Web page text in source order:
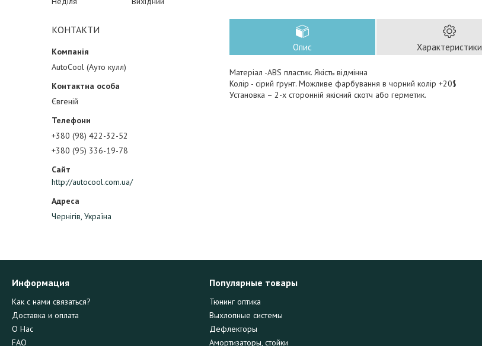
КОНТАКТИ
AutoCool (Ауто кулл)
Євгеній
+380 (98) 422-32-52
+380 (95) 336-19-78
http://autocool.com.ua/
Чернігів, Україна
Опис Характеристики
Матеріал -ABS пластик. Якість відмінна
Колір - сірий ґрунт. Можливе фарбування в чорний колір +20$
Установка – 2-х сторонній якісний скотч або герметик.
Информация
Как с нами связаться?
Доставка и оплата
О Нас
FAQ
Популярные товары
Тюнинг оптика
Выхлопные системы
Дефлекторы
Амортизаторы, стойки